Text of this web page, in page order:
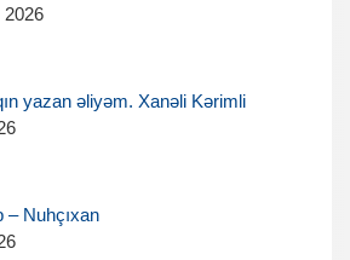
yazan əliyəm. Xanəli Kərimli
– Nuhçıxan